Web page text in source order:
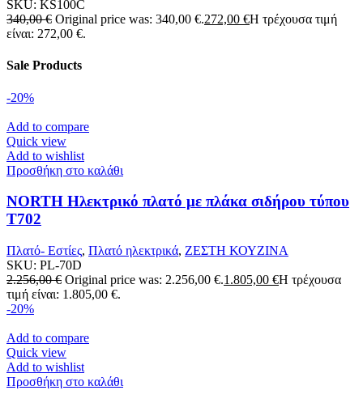
SKU: KS100C
340,00€ Original price was: 340,00 €.272,00 €Η τρέχουσα τιμή
είναι: 272,00 €.
Sale Products
-20%
Add to compare
Quick view
Add to wishlist
Προσθήκη στο καλάθι
NORTH Ηλεκτρικό πλατό με πλάκα σιδήρου τύπου
T702
Πλατό- Εστίες, Πλατό ηλεκτρικά, ΖΕΣΤΗ ΚΟΥΖΙΝΑ
SKU: PL-70D
2.256,00€ Original price was: 2.256,00 €.1.805,00 €Η τρέχουσα
τιμή είναι: 1.805,00 €.
-20%
Add to compare
Quick view
Add to wishlist
Προσθήκη στο καλάθι